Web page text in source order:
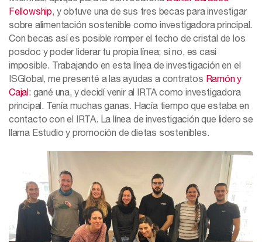
Fellowship, y obtuve una de sus tres becas para investigar
sobre alimentación sostenible como investigadora principal.
Con becas así es posible romper el techo de cristal de los
posdoc y poder liderar tu propia línea; si no, es casi
imposible. Trabajando en esta línea de investigación en el
ISGlobal, me presenté a las ayudas a contratos Ramón y
Cajal: gané una, y decidí venir al IRTA como investigadora
principal. Tenía muchas ganas. Hacía tiempo que estaba en
contacto con el IRTA. La línea de investigación que lidero se
llama Estudio y promoción de dietas sostenibles.